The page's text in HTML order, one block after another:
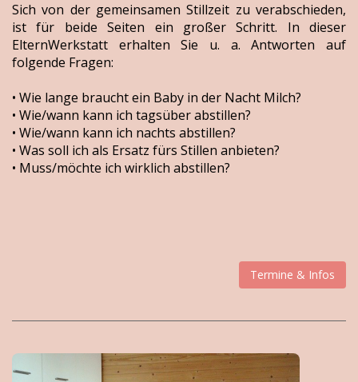
Sich von der gemeinsamen Stillzeit zu verabschieden,
ist für beide Seiten ein großer Schritt. In dieser
ElternWerkstatt erhalten Sie u. a. Antworten auf
folgende Fragen:
• Wie lange braucht ein Baby in der Nacht Milch?
• Wie/wann kann ich tagsüber abstillen?
• Wie/wann kann ich nachts abstillen?
• Was soll ich als Ersatz fürs Stillen anbieten?
• Muss/möchte ich wirklich abstillen?
Termine & Infos